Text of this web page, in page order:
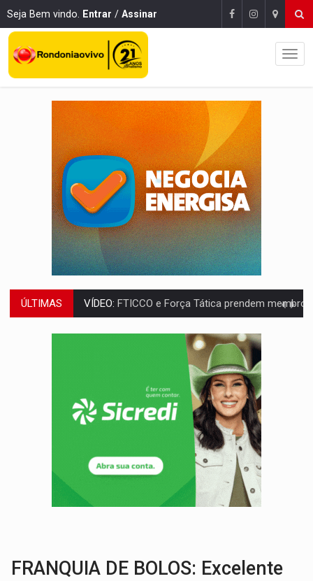
Seja Bem vindo. Entrar / Assinar
ÚLTIMAS INCLUSÃO:Prefeitura fortalece parceria com a APAE para ampliar ações
DEFESA:Exército testa inovações no combate a drones durante
TEMAS SOCIOAMBIENTAIS:Em Itapuã do Oeste, CINEMAZÔNIA leva cinema
Interior de Rondônia terá sábado (8) de calor
INFRAESTRUTURA:Após quase 30 anos de espera, asfalto chega ao
Coreografia de Rondônia estreia na programação do Festival de
ELEIÇÕES 2026:Sgt. Mouza esclarece 'erro de digitação' em declaração de
JUDICIÁRIO: Sinjur parabeniza servidores pelo adicional de incentivo com
FRANQUIA DE BOLOS: Excelente